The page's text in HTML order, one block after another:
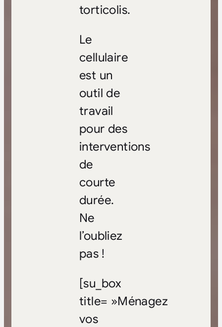
torticolis.
Le
cellulaire
est un
outil de
travail
pour des
interventions
de
courte
durée.
Ne
l’oubliez
pas !
[su_box
title= »Ménagez
vos